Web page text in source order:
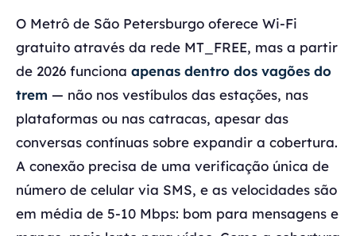
O Metrô de São Petersburgo oferece Wi-Fi
gratuito através da rede MT_FREE, mas a partir
de 2026 funciona apenas dentro dos vagões do
trem — não nos vestíbulos das estações, nas
plataformas ou nas catracas, apesar das
conversas contínuas sobre expandir a cobertura.
A conexão precisa de uma verificação única de
número de celular via SMS, e as velocidades são
em média de 5-10 Mbps: bom para mensagens e